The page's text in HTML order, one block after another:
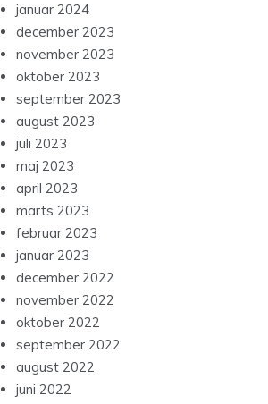
januar 2024
december 2023
november 2023
oktober 2023
september 2023
august 2023
juli 2023
maj 2023
april 2023
marts 2023
februar 2023
januar 2023
december 2022
november 2022
oktober 2022
september 2022
august 2022
juni 2022